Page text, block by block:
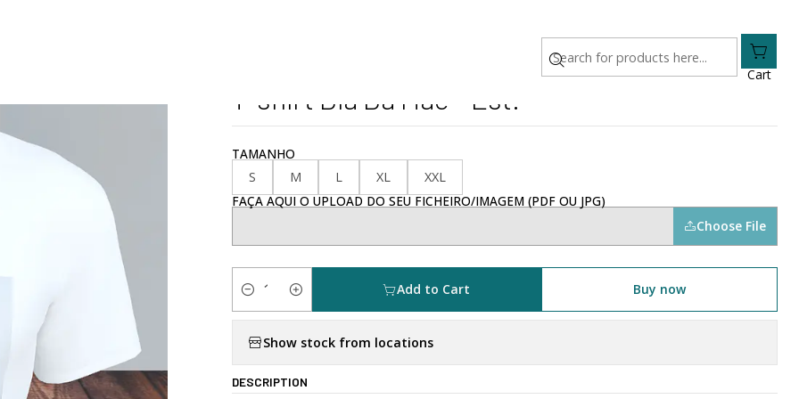
Cart
T-shirt Dia Da Mãe - Est.
TAMANHO
S
M L XL
XXL
FAÇA AQUI O UPLOAD DO SEU FICHEIRO/IMAGEM (PDF OU JPG)
Choose File
Quantity
Add to Cart Buy now
Show stock from locations
DESCRIPTION